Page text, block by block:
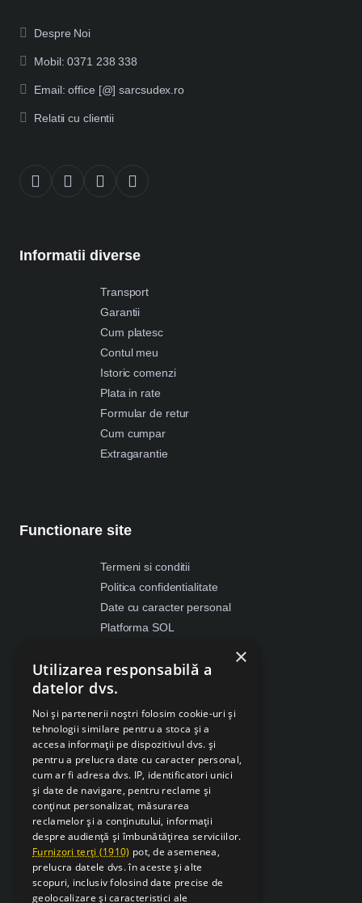
Despre Noi
Mobil: 0371 238 338
Email: office [@] sarcsudex.ro
Relatii cu clientii
Informatii diverse
Transport
Garantii
Cum platesc
Contul meu
Istoric comenzi
Plata in rate
Formular de retur
Cum cumpar
Extragarantie
Functionare site
Termeni si conditii
Politica confidentialitate
Date cu caracter personal
Platforma SOL
Despre Cookies
Retragere din contract
×
Utilizarea responsabilă a
datelor dvs.
Noi și partenerii noștri folosim cookie-uri și
tehnologii similare pentru a stoca și a
accesa informații pe dispozitivul dvs. și
pentru a prelucra date cu caracter personal,
cum ar fi adresa dvs. IP, identificatori unici
și date de navigare, pentru reclame și
conținut personalizat, măsurarea
reclamelor și a conținutului, informații
despre audiență și îmbunătățirea serviciilor.
Furnizori terți (1910) pot, de asemenea,
prelucra datele dvs. în aceste și alte
scopuri, inclusiv folosind date precise de
geolocalizare și caracteristici ale